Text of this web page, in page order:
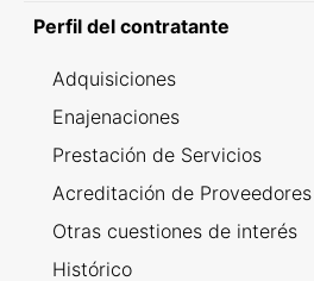
Perfil del contratante
Adquisiciones
Enajenaciones
Prestación de Servicios
Acreditación de Proveedores
Otras cuestiones de interés
Histórico